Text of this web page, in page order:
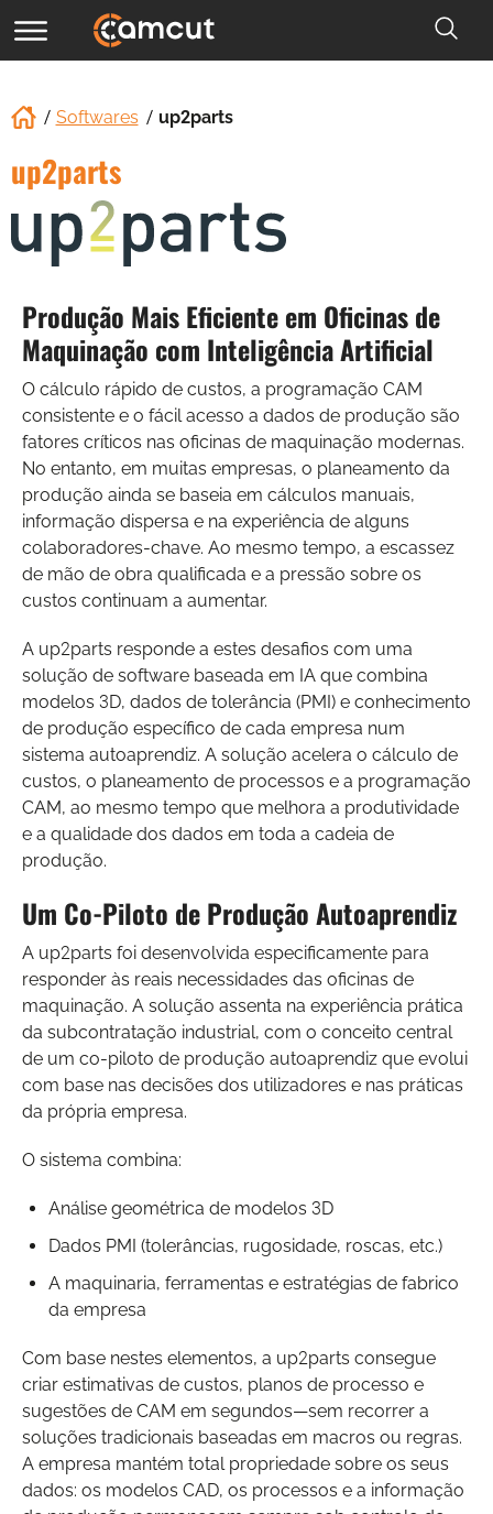
Softwares up2parts
up2parts
Produção Mais Eficiente em Oficinas de
Maquinação com Inteligência Artificial
O cálculo rápido de custos, a programação CAM
consistente e o fácil acesso a dados de produção são
fatores críticos nas oficinas de maquinação modernas.
No entanto, em muitas empresas, o planeamento da
produção ainda se baseia em cálculos manuais,
informação dispersa e na experiência de alguns
colaboradores-chave. Ao mesmo tempo, a escassez
de mão de obra qualificada e a pressão sobre os
custos continuam a aumentar.
A up2parts responde a estes desafios com uma
solução de software baseada em IA que combina
modelos 3D, dados de tolerância (PMI) e conhecimento
de produção específico de cada empresa num
sistema autoaprendiz. A solução acelera o cálculo de
custos, o planeamento de processos e a programação
CAM, ao mesmo tempo que melhora a produtividade
e a qualidade dos dados em toda a cadeia de
produção.
Um Co-Piloto de Produção Autoaprendiz
A up2parts foi desenvolvida especificamente para
responder às reais necessidades das oficinas de
maquinação. A solução assenta na experiência prática
da subcontratação industrial, com o conceito central
de um co-piloto de produção autoaprendiz que evolui
com base nas decisões dos utilizadores e nas práticas
da própria empresa.
O sistema combina:
Análise geométrica de modelos 3D
Dados PMI (tolerâncias, rugosidade, roscas, etc.)
A maquinaria, ferramentas e estratégias de fabrico
da empresa
Com base nestes elementos, a up2parts consegue
criar estimativas de custos, planos de processo e
sugestões de CAM em segundos—sem recorrer a
soluções tradicionais baseadas em macros ou regras.
A empresa mantém total propriedade sobre os seus
dados: os modelos CAD, os processos e a informação